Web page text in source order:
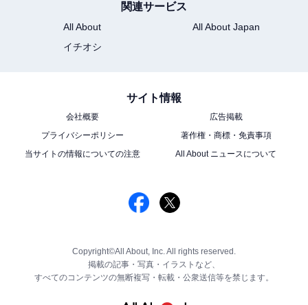
関連サービス
All About
All About Japan
イチオシ
サイト情報
会社概要
広告掲載
プライバシーポリシー
著作権・商標・免責事項
当サイトの情報についての注意
All About ニュースについて
Copyright©All About, Inc. All rights reserved.
掲載の記事・写真・イラストなど、
すべてのコンテンツの無断複写・転載・公衆送信等を禁じます。